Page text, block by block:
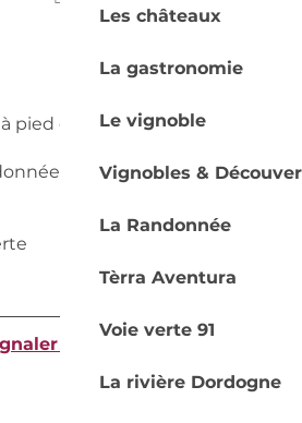
Les châteaux
La gastronomie
Le vignoble
Vignobles &
La Randonnée
Tèrra Aventura
Voie verte 91
La rivière Dordogne
pied de la gare
une erreur